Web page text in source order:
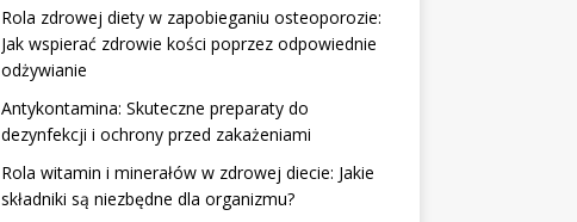
Rola zdrowej diety w zapobieganiu osteoporozie:
Jak wspierać zdrowie kości poprzez odpowiednie
odżywianie
Antykontamina: Skuteczne preparaty do
dezynfekcji i ochrony przed zakażeniami
Rola witamin i minerałów w zdrowej diecie: Jakie
składniki są niezbędne dla organizmu?